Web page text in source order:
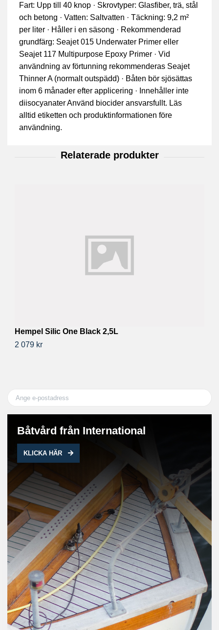
Båtvård från International
KLICKA HÄR
Fart: Upp till 40 knop · Skrovtyper: Glasfiber, trä, stål
och betong · Vatten: Saltvatten · Täckning: 9,2 m²
per liter · Håller i en säsong · Rekommenderad
grundfärg: Seajet 015 Underwater Primer eller
Seajet 117 Multipurpose Epoxy Primer · Vid
användning av förtunning rekommenderas Seajet
Thinner A (normalt outspädd) · Båten bör sjösättas
inom 6 månader efter applicering · Innehåller inte
diisocyanater Använd biocider ansvarsfullt. Läs
alltid etiketten och produktinformationen före
användning.
Hempel Silic One Black 2,5L
2 079 kr